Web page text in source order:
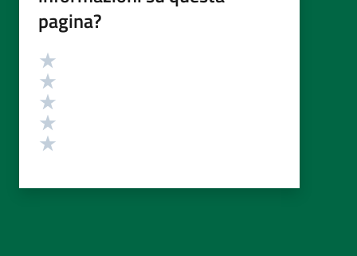
pagina?
Valutazione